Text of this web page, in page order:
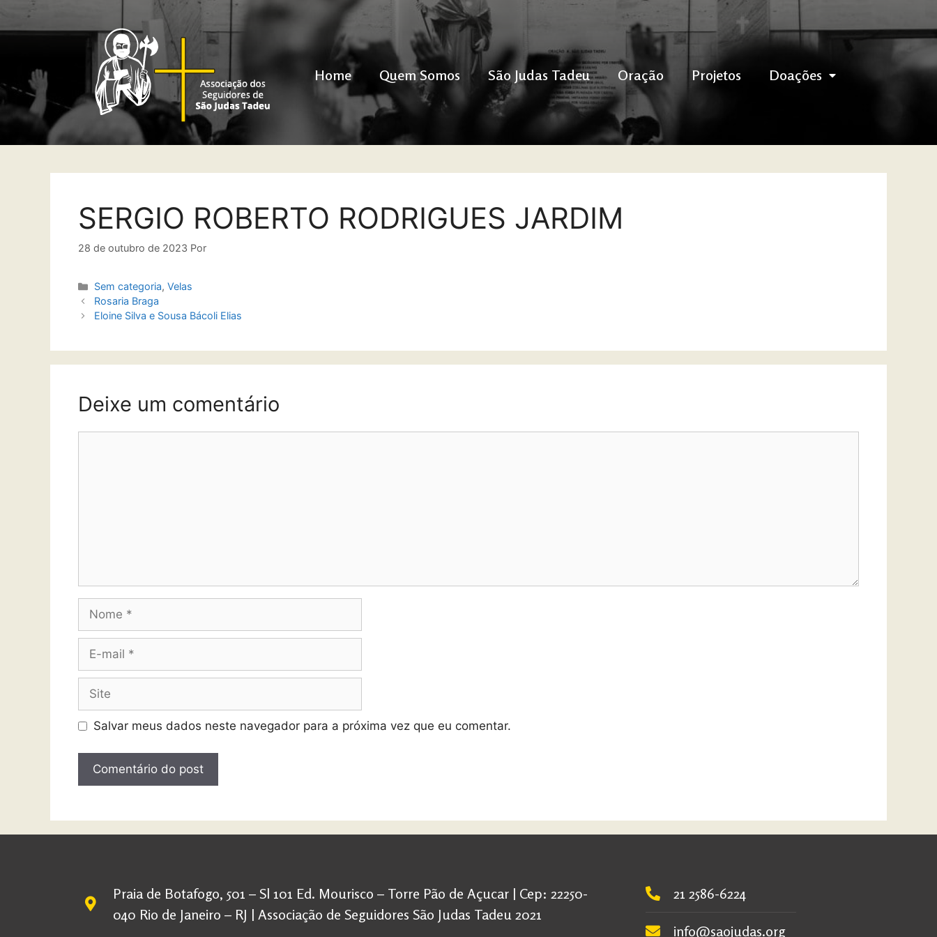
Home Quem Somos São Judas Tadeu Oração Projetos Doações
SERGIO ROBERTO RODRIGUES JARDIM
28 de outubro de 2023 Por
Sem categoria,Velas
Rosaria Braga
Eloine Silva e Sousa Bácoli Elias
Deixe um comentário
Salvar meus dados neste navegador para a próxima vez que eu comentar.
Praia de Botafogo, 501 – Sl 101 Ed. Mourisco – Torre Pão de Açucar | Cep: 22250-
040 Rio de Janeiro – RJ | Associação de Seguidores São Judas Tadeu 2021
21 2586-6224
info@saojudas.org